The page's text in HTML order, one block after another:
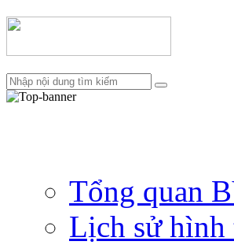
Tổng quan
Lịch sử hình